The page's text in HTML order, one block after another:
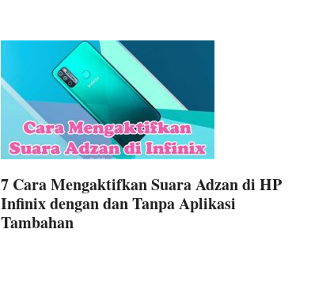
7 Cara Mengaktifkan Suara Adzan di HP
Infinix dengan dan Tanpa Aplikasi
Tambahan